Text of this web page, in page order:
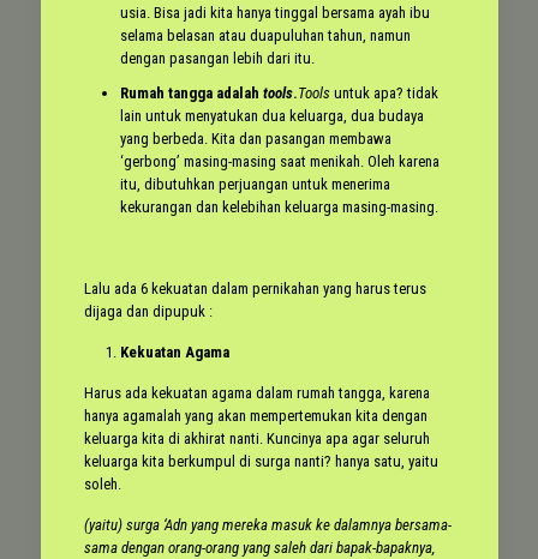
usia. Bisa jadi kita hanya tinggal bersama ayah ibu
selama belasan atau duapuluhan tahun, namun
dengan pasangan lebih dari itu.
Rumah tangga adalah tools.Toolsuntuk apa? tidak
lain untuk menyatukan dua keluarga, dua budaya
yang berbeda. Kita dan pasangan membawa
‘gerbong’ masing-masing saat menikah. Oleh karena
itu, dibutuhkan perjuangan untuk menerima
kekurangan dan kelebihan keluarga masing-masing.
Lalu ada 6 kekuatan dalam pernikahan yang harus terus
dijaga dan dipupuk :
Kekuatan Agama
Harus ada kekuatan agama dalam rumah tangga, karena
hanya agamalah yang akan mempertemukan kita dengan
keluarga kita di akhirat nanti. Kuncinya apa agar seluruh
keluarga kita berkumpul di surga nanti? hanya satu, yaitu
soleh.
(yaitu) surga ‘Adn yang mereka masuk ke dalamnya bersama-
sama dengan orang-orang yang saleh dari bapak-bapaknya,